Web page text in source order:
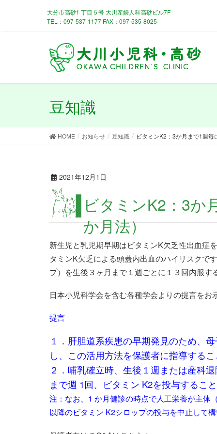
大分市高砂1 丁目５号 大川産婦人科高砂ビル7F
TEL：097-537-1177 FAX：097-535-8025
豆知識
HOME お知らせ 豆知識 ビタミンK2：3か月まで1週
2021年12月1日
ビタミンK2：3か月まで1週毎に13 回内服（3
か月法）
新生児と乳児期早期はビタミンK欠乏性出血症
タミンK欠乏による頭蓋内出血のハイリスクで
プ）を生後３ヶ月まで１週ごとに１３回内服
日本小児科学会を含む各種学会よりの提言をお
提言
１．肝胆道系疾患の早期発見のため、
し、この活用方法を保護者に指導する
２．哺乳確立時、生後１週または産科
まで週 1回、ビタミン K2を投与するこ
注：なお、1 か月健診の時点で人工栄養が主体
以降のビタミン K2シロップの投与を中止して